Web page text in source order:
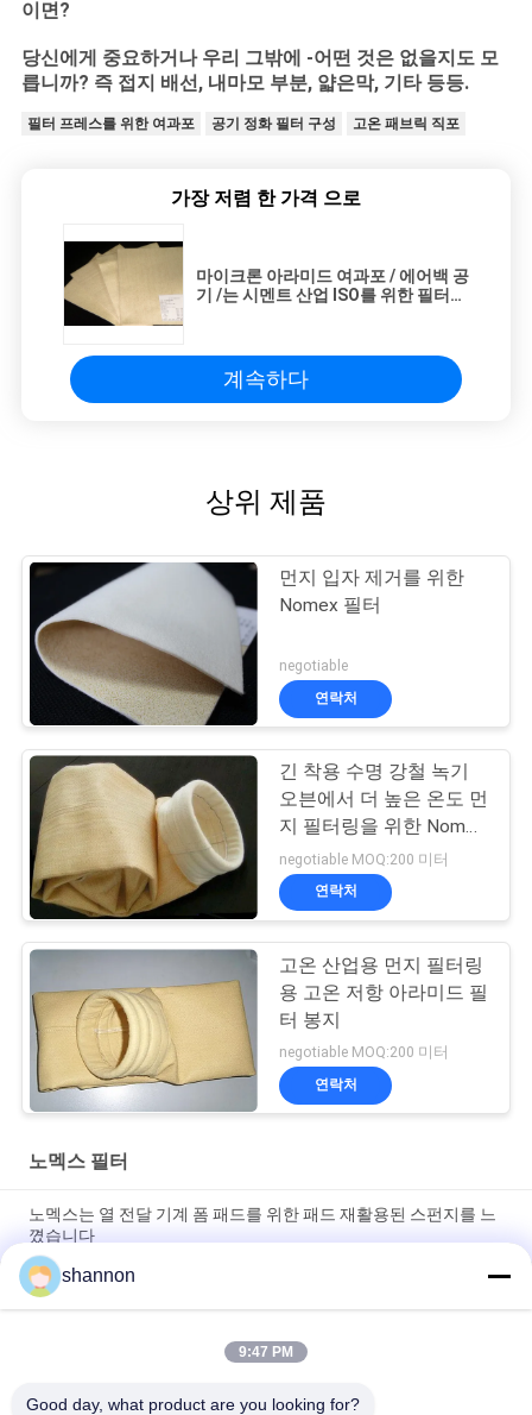
이면?
당신에게 중요하거나 우리 그밖에 -어떤 것은 없을지도 모
릅니까? 즉 접지 배선, 내마모 부분, 얇은막, 기타 등등.
필터 프레스를 위한 여과포 공기 정화 필터 구성 고온 패브릭 직포
가장 저렴 한 가격 으로
마이크론 아라미드 여과포 / 에어백 공
기 /는 시멘트 산업 ISO를 위한 필터용
계속하다
상위 제품
먼지 입자 제거를 위한
Nomex 필터
negotiable
연락처
긴 착용 수명 강철 녹기
오븐에서 더 높은 온도 먼
지 필터링을 위한 Nomex
필터 가방
negotiable MOQ:200 미터
연락처
고온 산업용 먼지 필터링
용 고온 저항 아라미드 필
터 봉지
negotiable MOQ:200 미터
연락처
노멕스 필터
노멕스는 열 전달 기계 폼 패드를 위한 패드 재활용된 스펀지를 느
꼈습니다
짠 것이 아닌 니들-펀치드 노멕스 필터 산업적 PE 폴리에스테르 여
과포
분진 분리를 위한 고온 아라미드 / 노멕스 필터 바늘 필터 직물 직
shannon
9:47 PM
Good day, what product are you looking for?